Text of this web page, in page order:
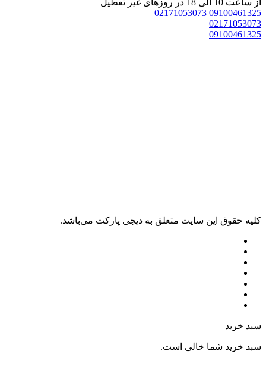
02171053073
حقوق اين سايت متعلق به دیجی پارکت می‌باشد.
خرید
خرید شما خالی است.